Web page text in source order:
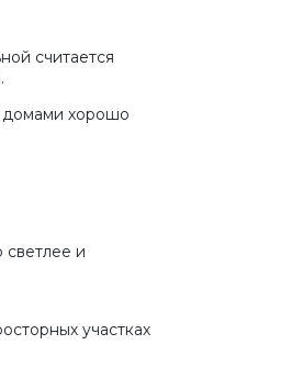
считается
домами хорошо
светлее и
участках